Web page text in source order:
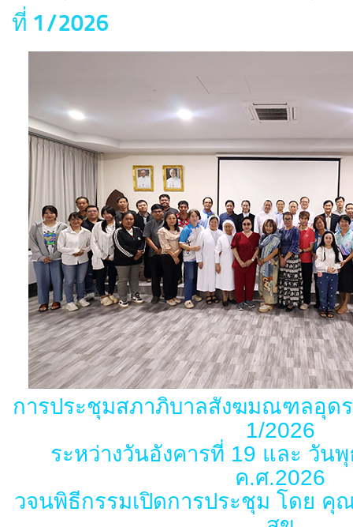
ที่ 1/2026
การประชุมสภาภิบาลสังฆมณฑลอุด
1/2026
ระหว่างวันอังคารที่ 19 และ วัน
ค.ศ.2026
วจนพิธีกรรมเปิดการประชุม โดย คุ